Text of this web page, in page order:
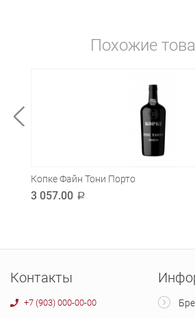
Похожие
Копке Файн Тони Порто
3 057.00 a
Контакты
+7 (903) 000-00-00